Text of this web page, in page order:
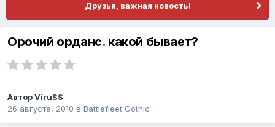
Друзья, важная новость!
Орочий орданс. какой бывает?
АвторViruSS
26 августа, 2010 в Battlefleet Gothic